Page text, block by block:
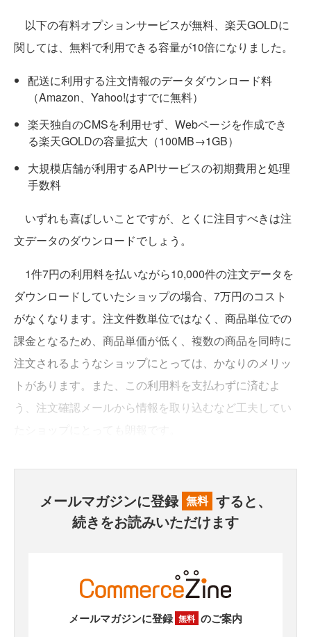
以下の有料オプションサービスが無料、楽天GOLDに
関しては、無料で利用できる容量が10倍になりました。
配送に利用する注文情報のデータダウンロード料
（Amazon、Yahoo!はすでに無料）
楽天独自のCMSを利用せず、Webページを作成でき
る楽天GOLDの容量拡大（100MB→1GB）
大規模店舗が利用するAPIサービスの初期費用と処理
手数料
いずれも喜ばしいことですが、とくに注目すべきは注
文データのダウンロードでしょう。
1件7円の利用料を払いながら10,000件の注文データを
ダウンロードしていたショップの場合、7万円のコスト
がなくなります。注文件数単位ではなく、商品単位での
課金となるため、商品単価が低く、複数の商品を同時に
注文されるようなショップにとっては、かなりのメリッ
トがあります。また、この利用料を支払わずに済むよ
う、注文確認メールから情報を取り込むなど工夫してい
メールマガジンに登録 無料 すると、
続きをお読みいただけます
メールマガジンに登録 無料 のご案内